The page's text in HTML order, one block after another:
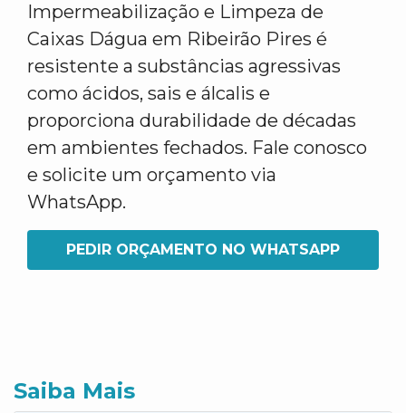
Impermeabilização e Limpeza de
Caixas Dágua em Ribeirão Pires é
resistente a substâncias agressivas
como ácidos, sais e álcalis e
proporciona durabilidade de décadas
em ambientes fechados. Fale conosco
e solicite um orçamento via
WhatsApp.
PEDIR ORÇAMENTO NO WHATSAPP
Saiba Mais